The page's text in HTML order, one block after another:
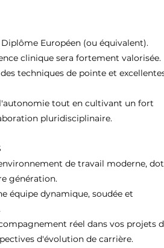
Européen (ou équivalent).
clinique sera fortement valorisée.
techniques de pointe et
tout en cultivant un fort
pluridisciplinaire.
de travail moderne,
génération.
équipe dynamique, soudée et
réel dans vos projets
d'évolution de carrière.